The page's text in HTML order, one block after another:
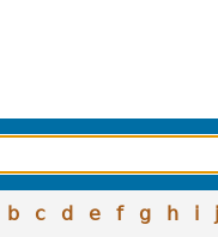
b c d e f g h i j